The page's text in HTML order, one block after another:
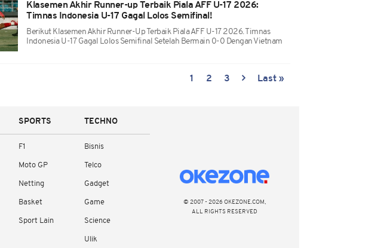
Klasemen Akhir Runner-up Terbaik Piala AFF U-17 2026:
Timnas Indonesia U-17 Gagal Lolos Semifinal!
Berikut Klasemen Akhir Runner-Up Terbaik Piala AFF U-17 2026. Timnas
Indonesia U-17 Gagal Lolos Semifinal Setelah Bermain 0-0 Dengan Vietnam
1 2 3 Last »
SPORTS
F1
Moto GP
Netting
Basket
Sport Lain
TECHNO
Bisnis
Telco
Gadget
Game
Science
Ulik
© 2007 - 2026 OKEZONE.COM,
ALL RIGHTS RESERVED